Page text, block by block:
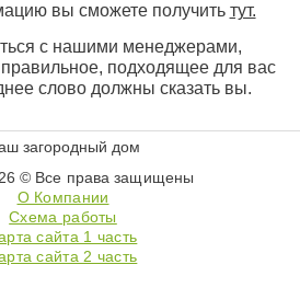
вы сможете получить тут.
с нашими менеджерами,
подходящее для вас
слово должны сказать вы.
© Все права защищены
О Компании
Схема работы
сайта 1 часть
сайта 2 часть